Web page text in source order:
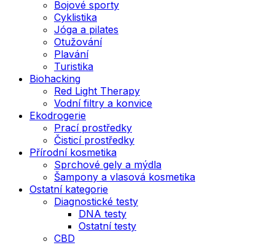
Bojové sporty
Cyklistika
Jóga a pilates
Otužování
Plavání
Turistika
Biohacking
Red Light Therapy
Vodní filtry a konvice
Ekodrogerie
Prací prostředky
Čisticí prostředky
Přírodní kosmetika
Sprchové gely a mýdla
Šampony a vlasová kosmetika
Ostatní kategorie
Diagnostické testy
DNA testy
Ostatní testy
CBD